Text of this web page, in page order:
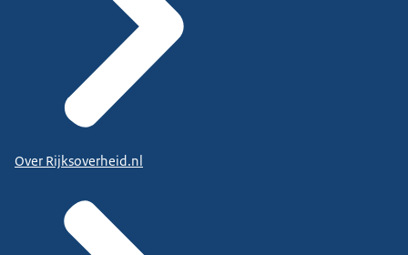
Over Rijksoverheid.nl